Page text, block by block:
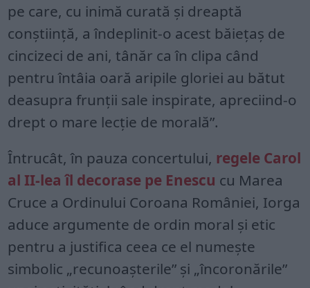
pe care, cu inimă curată și dreaptă
conștiință, a îndeplinit-o acest băiețaș de
cincizeci de ani, tânăr ca în clipa când
pentru întâia oară aripile gloriei au bătut
deasupra frunții sale inspirate, apreciind-o
drept o mare lecție de morală”.
Întrucât, în pauza concertului, regele Carol
al II-lea îl decorase pe Enescu cu Marea
Cruce a Ordinului Coroana României, Iorga
aduce argumente de ordin moral și etic
pentru a justifica ceea ce el numește
simbolic „recunoașterile” și „încoronările”